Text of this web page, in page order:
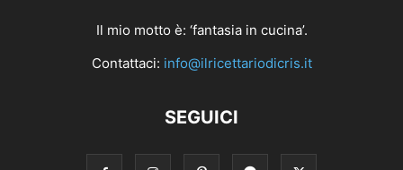
Il mio motto è: ‘fantasia in cucina’.
Contattaci: info@ilricettariodicris.it
SEGUICI